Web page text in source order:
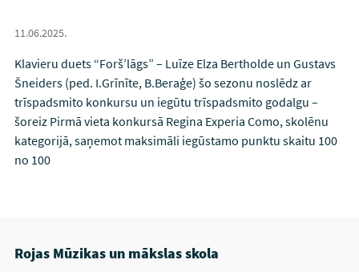
11.06.2025.
Klavieru duets “Forš’lāgs” – Luīze Elza Bertholde un Gustavs
Šneiders (ped. I.Grīnīte, B.Beraģe) šo sezonu noslēdz ar
trīspadsmito konkursu un iegūtu trīspadsmito godalgu –
šoreiz Pirmā vieta konkursā Regina Experia Como, skolēnu
kategorijā, saņemot maksimāli iegūstamo punktu skaitu 100
no 100
Rojas Mūzikas un mākslas skola